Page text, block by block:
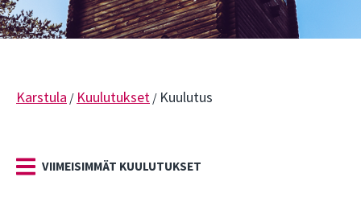
Karstula / Kuulutukset/ Kuulutus
VIIMEISIMMÄT KUULUTUKSET